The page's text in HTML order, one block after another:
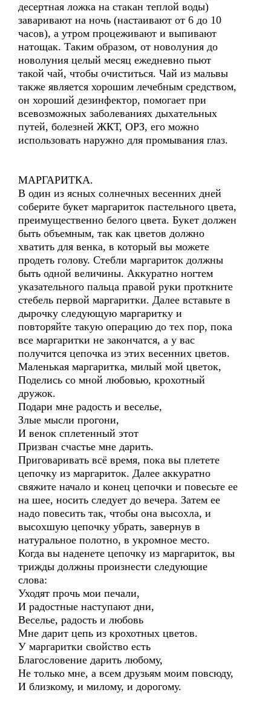
десертная ложка на стакан теплой воды)
заваривают на ночь (настаивают от 6 до 10
часов), а утром процеживают и выпивают
натощак. Таким образом, от новолуния до
новолуния целый месяц ежедневно пьют
такой чай, чтобы очиститься. Чай из мальвы
также является хорошим лечебным средством,
он хороший дезинфектор, помогает при
всевозможных заболеваниях дыхательных
путей, болезней ЖКТ, ОРЗ, его можно
использовать наружно для промывания глаз.
МАРГАРИТКА.
В один из ясных солнечных весенних дней
соберите букет маргариток пастельного цвета,
преимущественно белого цвета. Букет должен
быть объемным, так как цветов должно
хватить для венка, в который вы можете
продеть голову. Стебли маргариток должны
быть одной величины. Аккуратно ногтем
указательного пальца правой руки проткните
стебель первой маргаритки. Далее вставьте в
дырочку следующую маргаритку и
повторяйте такую операцию до тех пор, пока
все маргаритки не закончатся, а у вас
получится цепочка из этих весенних цветов.
Маленькая маргаритка, милый мой цветок,
Поделись со мной любовью, крохотный
дружок.
Подари мне радость и веселье,
Злые мысли прогони,
И венок сплетенный этот
Призван счастье мне дарить.
Приговаривать всё время, пока вы плетете
цепочку из маргариток. Далее аккуратно
свяжите начало и конец цепочки и повесьте ее
на шее, носить следует до вечера. Затем ее
надо повесить так, чтобы она высохла, и
высохшую цепочку убрать, завернув в
натуральное полотно, в укромное место.
Когда вы наденете цепочку из маргариток, вы
трижды должны произнести следующие
слова:
Уходят прочь мои печали,
И радостные наступают дни,
Веселье, радость и любовь
Мне дарит цепь из крохотных цветов.
У маргаритки свойство есть
Благословение дарить любому,
Не только мне, а всем друзьям моим повсюду,
И близкому, и милому, и дорогому.